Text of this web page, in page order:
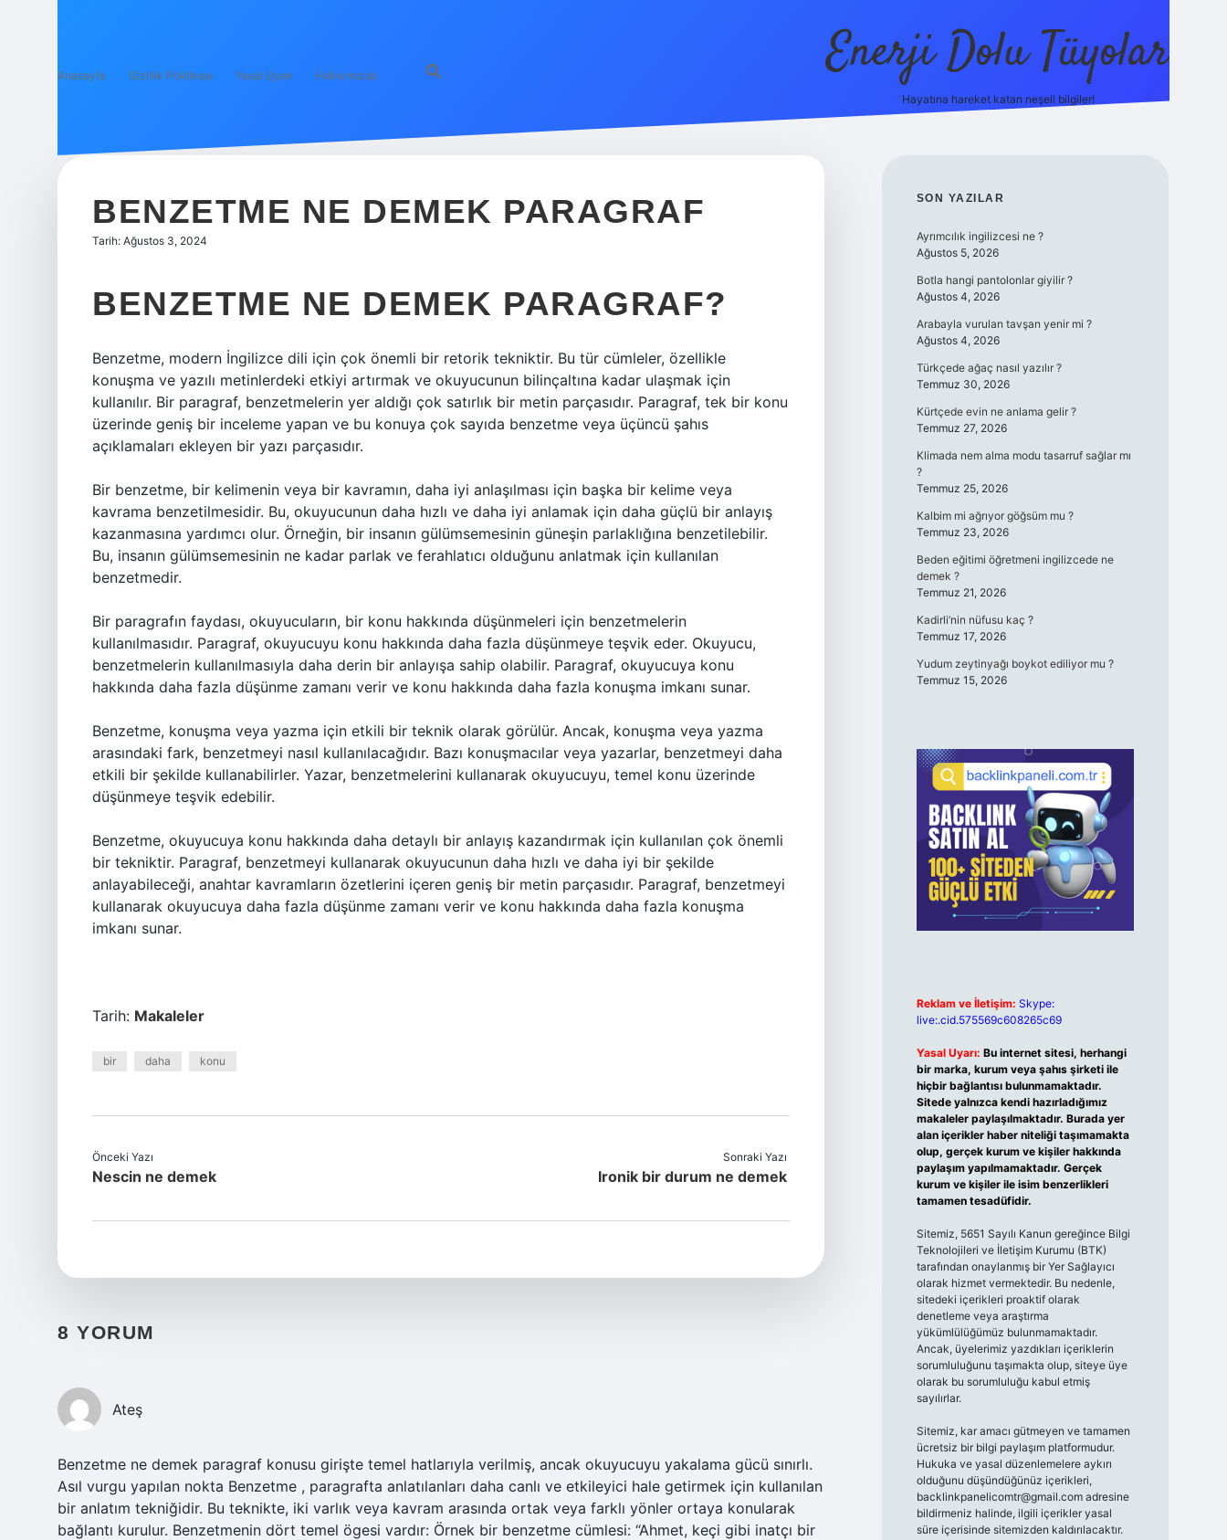
Anasayfa Gizlilik Politikası Yasal Uyarı Hakkımızda Enerji Dolu Tüyolar
Hayatına hareket katan neşeli bilgiler!
BENZETME NE DEMEK PARAGRAF
Tarih: Ağustos 3, 2024
BENZETME NE DEMEK PARAGRAF?
Benzetme, modern İngilizce dili için çok önemli bir retorik tekniktir. Bu tür cümleler, özellikle
konuşma ve yazılı metinlerdeki etkiyi artırmak ve okuyucunun bilinçaltına kadar ulaşmak için
kullanılır. Bir paragraf, benzetmelerin yer aldığı çok satırlık bir metin parçasıdır. Paragraf, tek bir konu
üzerinde geniş bir inceleme yapan ve bu konuya çok sayıda benzetme veya üçüncü şahıs
açıklamaları ekleyen bir yazı parçasıdır.
Bir benzetme, bir kelimenin veya bir kavramın, daha iyi anlaşılması için başka bir kelime veya
kavrama benzetilmesidir. Bu, okuyucunun daha hızlı ve daha iyi anlamak için daha güçlü bir anlayış
kazanmasına yardımcı olur. Örneğin, bir insanın gülümsemesinin güneşin parlaklığına benzetilebilir.
Bu, insanın gülümsemesinin ne kadar parlak ve ferahlatıcı olduğunu anlatmak için kullanılan
benzetmedir.
Bir paragrafın faydası, okuyucuların, bir konu hakkında düşünmeleri için benzetmelerin
kullanılmasıdır. Paragraf, okuyucuyu konu hakkında daha fazla düşünmeye teşvik eder. Okuyucu,
benzetmelerin kullanılmasıyla daha derin bir anlayışa sahip olabilir. Paragraf, okuyucuya konu
hakkında daha fazla düşünme zamanı verir ve konu hakkında daha fazla konuşma imkanı sunar.
Benzetme, konuşma veya yazma için etkili bir teknik olarak görülür. Ancak, konuşma veya yazma
arasındaki fark, benzetmeyi nasıl kullanılacağıdır. Bazı konuşmacılar veya yazarlar, benzetmeyi daha
etkili bir şekilde kullanabilirler. Yazar, benzetmelerini kullanarak okuyucuyu, temel konu üzerinde
düşünmeye teşvik edebilir.
Benzetme, okuyucuya konu hakkında daha detaylı bir anlayış kazandırmak için kullanılan çok önemli
bir tekniktir. Paragraf, benzetmeyi kullanarak okuyucunun daha hızlı ve daha iyi bir şekilde
anlayabileceği, anahtar kavramların özetlerini içeren geniş bir metin parçasıdır. Paragraf, benzetmeyi
kullanarak okuyucuya daha fazla düşünme zamanı verir ve konu hakkında daha fazla konuşma
imkanı sunar.
Tarih: Makaleler
bir daha konu
Önceki Yazı
Nescin ne demek
Sonraki Yazı
Ironik bir durum ne demek
8 YORUM
Ateş
Benzetme ne demek paragraf konusu girişte temel hatlarıyla verilmiş, ancak okuyucuyu yakalama gücü sınırlı.
Asıl vurgu yapılan nokta Benzetme , paragrafta anlatılanları daha canlı ve etkileyici hale getirmek için kullanılan
bir anlatım tekniğidir. Bu teknikte, iki varlık veya kavram arasında ortak veya farklı yönler ortaya konularak
bağlantı kurulur. Benzetmenin dört temel ögesi vardır: Örnek bir benzetme cümlesi: “Ahmet, keçi gibi inatçı bir
SIDEBAR
SON YAZILAR
Ayrımcılık ingilizcesi ne ?
Ağustos 5, 2026
Botla hangi pantolonlar giyilir ?
Ağustos 4, 2026
Arabayla vurulan tavşan yenir mi ?
Ağustos 4, 2026
Türkçede ağaç nasıl yazılır ?
Temmuz 30, 2026
Kürtçede evin ne anlama gelir ?
Temmuz 27, 2026
Klimada nem alma modu tasarruf sağlar mı
?
Temmuz 25, 2026
Kalbim mi ağrıyor göğsüm mu ?
Temmuz 23, 2026
Beden eğitimi öğretmeni ingilizcede ne
demek ?
Temmuz 21, 2026
Kadirli’nin nüfusu kaç ?
Temmuz 17, 2026
Yudum zeytinyağı boykot ediliyor mu ?
Temmuz 15, 2026
Reklam ve İletişim: Skype:
live:.cid.575569c608265c69
Yasal Uyarı: Bu internet sitesi, herhangi
bir marka, kurum veya şahıs şirketi ile
hiçbir bağlantısı bulunmamaktadır.
Sitede yalnızca kendi hazırladığımız
makaleler paylaşılmaktadır. Burada yer
alan içerikler haber niteliği taşımamakta
olup, gerçek kurum ve kişiler hakkında
paylaşım yapılmamaktadır. Gerçek
kurum ve kişiler ile isim benzerlikleri
tamamen tesadüfidir.
Sitemiz, 5651 Sayılı Kanun gereğince Bilgi
Teknolojileri ve İletişim Kurumu (BTK)
tarafından onaylanmış bir Yer Sağlayıcı
olarak hizmet vermektedir. Bu nedenle,
sitedeki içerikleri proaktif olarak
denetleme veya araştırma
yükümlülüğümüz bulunmamaktadır.
Ancak, üyelerimiz yazdıkları içeriklerin
sorumluluğunu taşımakta olup, siteye üye
olarak bu sorumluluğu kabul etmiş
sayılırlar.
Sitemiz, kar amacı gütmeyen ve tamamen
ücretsiz bir bilgi paylaşım platformudur.
Hukuka ve yasal düzenlemelere aykırı
olduğunu düşündüğünüz içerikleri,
backlinkpanelicomtr@gmail.comadresine
bildirmeniz halinde, ilgili içerikler yasal
süre içerisinde sitemizden kaldırılacaktır.